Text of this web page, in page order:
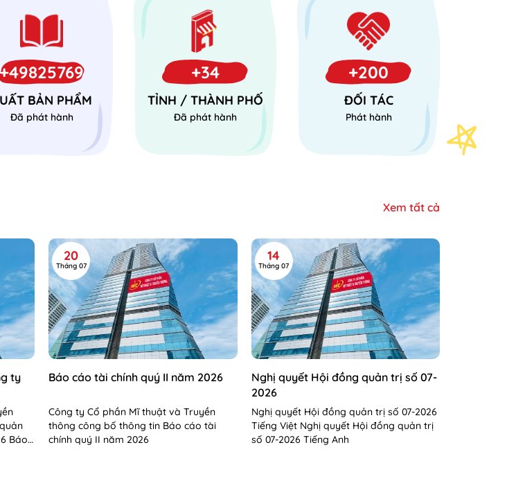
+49825769
BẢN PHẨM
Đã phát hành
+34
TỈNH / THÀNH PHỐ
Đã phát hành
+200
ĐỐI TÁC
Phát hành
Xem tất cả
ty
Báo
20
Tháng 07
Báo cáo tài chính quý II năm 2026
Công ty Cổ phần Mĩ thuật và Truyền
thông công bố thông tin Báo cáo tài
chính quý II năm 2026
14
Tháng 07
Nghị quyết Hội đồng quản trị số 07-
2026
Nghị quyết Hội đồng quản trị số 07-2026
Tiếng Việt Nghị quyết Hội đồng quản trị
số 07-2026 Tiếng Anh